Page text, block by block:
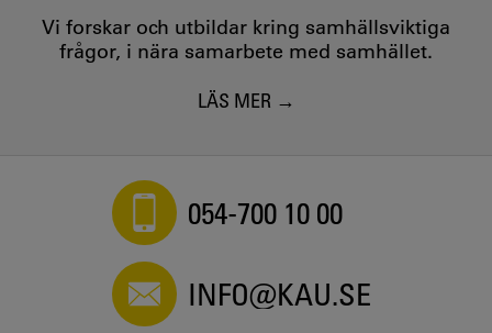
Vi forskar och utbildar kring samhällsviktiga
frågor, i nära samarbete med samhället.
LÄS MER
054-700 10 00
INFO@KAU.SE